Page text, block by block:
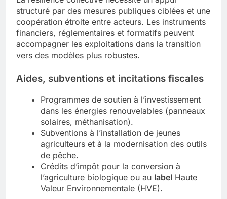
structuré par des mesures publiques ciblées et une
coopération étroite entre acteurs. Les instruments
financiers, réglementaires et formatifs peuvent
accompagner les exploitations dans la transition
vers des modèles plus robustes.
Aides, subventions et incitations fiscales
Programmes de soutien à l’investissement
dans les énergies renouvelables (panneaux
solaires, méthanisation).
Subventions à l’installation de jeunes
agriculteurs et à la modernisation des outils
de pêche.
Crédits d’impôt pour la conversion à
l’agriculture biologique ou au label Haute
Valeur Environnementale (HVE).